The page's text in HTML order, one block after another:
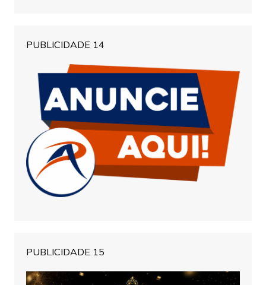
PUBLICIDADE 14
PUBLICIDADE 15